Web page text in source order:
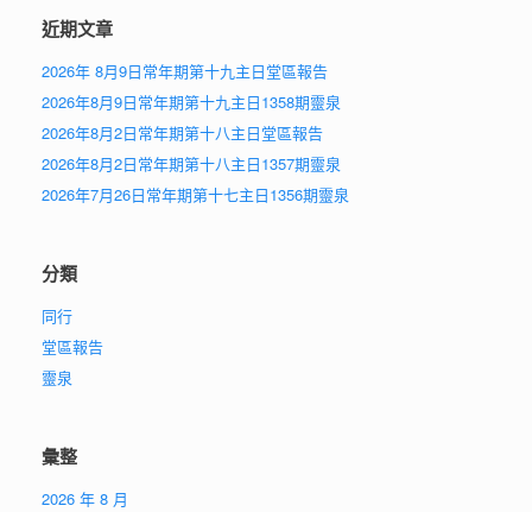
近期文章
2026年 8月9日常年期第十九主日堂區報告
2026年8月9日常年期第十九主日1358期靈泉
2026年8月2日常年期第十八主日堂區報告
2026年8月2日常年期第十八主日1357期靈泉
2026年7月26日常年期第十七主日1356期靈泉
分類
同行
堂區報告
靈泉
彙整
2026 年 8 月